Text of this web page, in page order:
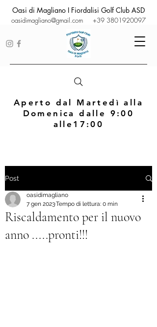
oasidimagliano@gmail.com +39 3801920097
Oasi di Magliano I Fiordalisi Golf Club ASD
Aperto dal Martedì alla
Domenica dalle 9:00
alle17:00
Post
Riscaldamento per il nuovo
anno .....pronti!!!
oasidimagliano
7 gen 2023Tempo di lettura: 0 min